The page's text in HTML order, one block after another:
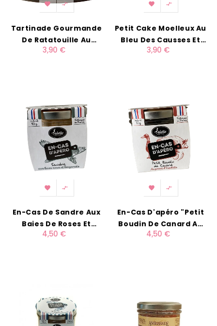
 
Tartinade Gourmande
De Ratatouille Au
Rocamadour 100g
3,90 €
 
Petit Cake Moelleux Au
Bleu Des Causses Et
Lentilles Vertes 60g
3,90 €
 
En-Cas De Sandre Aux
Baies De Roses Et
Bergamote
4,50 €
 
En-Cas D'apéro "Petit
Boudin De Canard Au
Piment D'Espelette"
4,50 €